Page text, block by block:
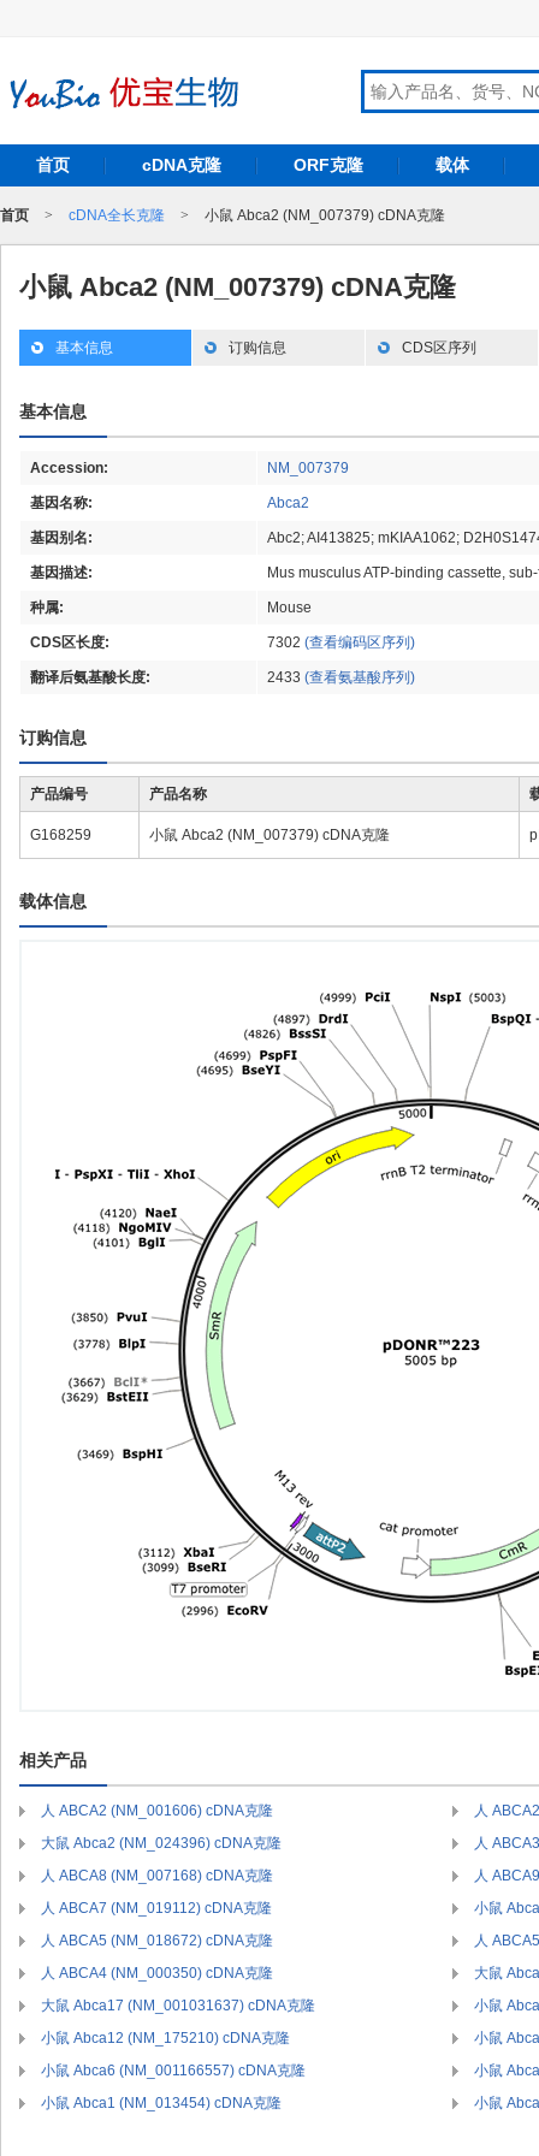
首页 cDNA克隆 ORF克隆 载体
首页 > cDNA全长克隆 > 小鼠 Abca2 (NM_007379) cDNA克隆
小鼠 Abca2 (NM_007379) cDNA克隆
基本信息 订购信息 CDS区序列
基本信息
Accession: NM_007379
基因名称: Abca2
基因别名: Abc2; AI413825; mKIAA1062;
基因描述: Mus musculus ATP-binding cassette,
种属: Mouse
CDS区长度: 7302 (查看编码区序列)
翻译后氨基酸长度: 2433 (查看氨基酸序列)
订购信息
产品编号 产品名称
G168259 小鼠 Abca2 (NM_007379) cDNA克隆
载体信息
相关产品
人 ABCA2 (NM_001606) cDNA克隆
人
大鼠 Abca2 (NM_024396) cDNA克隆
人
人 ABCA8 (NM_007168) cDNA克隆
人
人 ABCA7 (NM_019112) cDNA克隆
小鼠
人 ABCA5 (NM_018672) cDNA克隆
人
人 ABCA4 (NM_000350) cDNA克隆
大鼠
大鼠 Abca17 (NM_001031637) cDNA克隆
小鼠
小鼠 Abca12 (NM_175210) cDNA克隆
小鼠
小鼠 Abca6 (NM_001166557) cDNA克隆
小鼠
小鼠 Abca1 (NM_013454) cDNA克隆
小鼠